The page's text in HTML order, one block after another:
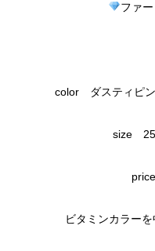
ファ
color ダスティピン
size
ビタミンカラー